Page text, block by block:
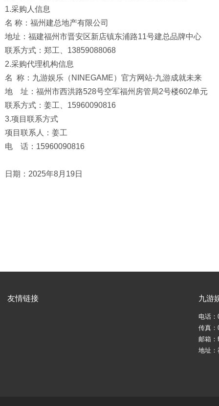
1.采购人信息
名 称：福州建总地产有限公司
地址：福建福州市晋安区新店镇东浦路11号建总品牌中心
联系方式：郑工、13859088068
2.采购代理机构信息
名 称：九游娱乐（NINEGAME）官方网站-九游成就未来
地 址：福州市西洪路528号空军福州房管局2号楼602单元
联系方式：姜工、15960090816
3.项目联系方式
项目联系人：姜工
电 话：15960090816
日期：2025年8月19日
友情链接 九游
电话：
传真：
邮箱
地址